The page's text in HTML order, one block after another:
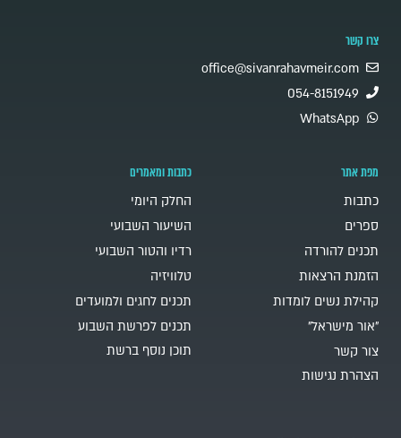
צרו קשר
office@sivanrahavmeir.com
054-8151949
WhatsApp
מפת אתר
כתבות
ספרים
תכנים להורדה
הזמנת הרצאות
קהילת נשים לומדות
"אור מישראל"
צור קשר
הצהרת נגישות
כתבות ומאמרים
החלק היומי
השיעור השבועי
רדיו והטור השבועי
טלוויזיה
תכנים לחגים ולמועדים
תכנים לפרשת השבוע
תוכן נוסף ברשת